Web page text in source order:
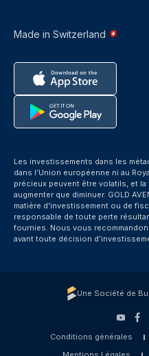
Made in Switzerland
Les investissements dans les
dans l’Union européenne ni au
précieux peuvent être volatils, et
augmenter que diminuer. GOLD
matière d’investissement ou de
responsable de toute perte
fournies. Nous vous
avant toute décision
Une Société de
Conditions générales